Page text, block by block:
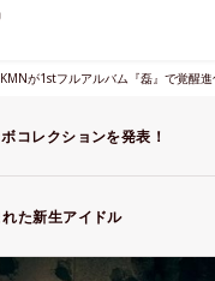
が1stフルアルバム『磊』で覚醒
コレクションを発表！
た新生アイドル